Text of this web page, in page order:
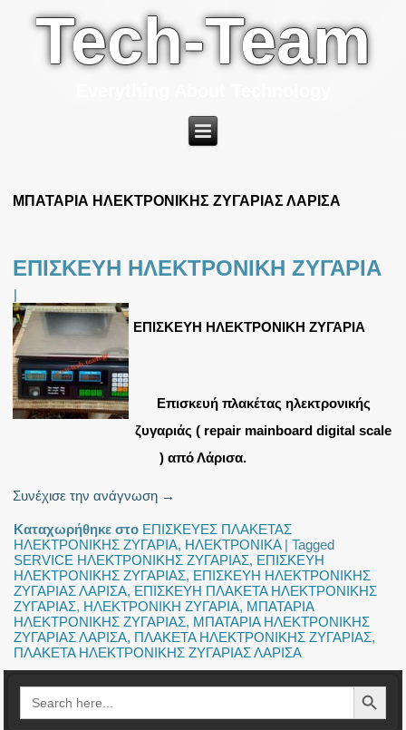
Tech-Team
ΜΠΑΤΑΡΙΑ ΗΛΕΚΤΡΟΝΙΚΗΣ ΖΥΓΑΡΙΑΣ ΛΑΡΙΣΑ
ΕΠΙΣΚΕΥΗ ΗΛΕΚΤΡΟΝΙΚΗ ΖΥΓΑΡΙΑ
|
ΕΠΙΣΚΕΥΗ ΗΛΕΚΤΡΟΝΙΚΗ ΖΥΓΑΡΙΑ
Επισκευή πλακέτας ηλεκτρονικής
ζυγαριάς ( repair mainboard digital scale
) από Λάρισα.
Συνέχισε την ανάγνωση →
Καταχωρήθηκε στο ΕΠΙΣΚΕΥΕΣ ΠΛΑΚΕΤΑΣ
ΗΛΕΚΤΡΟΝΙΚΗΣ ΖΥΓΑΡΙΑ, ΗΛΕΚΤΡΟΝΙΚΑ|Tagged
SERVICE ΗΛΕΚΤΡΟΝΙΚΗΣ ΖΥΓΑΡΙΑΣ, ΕΠΙΣΚΕΥΗ
ΗΛΕΚΤΡΟΝΙΚΗΣ ΖΥΓΑΡΙΑΣ, ΕΠΙΣΚΕΥΗ ΗΛΕΚΤΡΟΝΙΚΗΣ
ΖΥΓΑΡΙΑΣ ΛΑΡΙΣΑ, ΕΠΙΣΚΕΥΗ ΠΛΑΚΕΤΑ ΗΛΕΚΤΡΟΝΙΚΗΣ
ΖΥΓΑΡΙΑΣ, ΗΛΕΚΤΡΟΝΙΚΗ ΖΥΓΑΡΙΑ, ΜΠΑΤΑΡΙΑ
ΗΛΕΚΤΡΟΝΙΚΗΣ ΖΥΓΑΡΙΑΣ, ΜΠΑΤΑΡΙΑ ΗΛΕΚΤΡΟΝΙΚΗΣ
ΖΥΓΑΡΙΑΣ ΛΑΡΙΣΑ, ΠΛΑΚΕΤΑ ΗΛΕΚΤΡΟΝΙΚΗΣ ΖΥΓΑΡΙΑΣ,
ΠΛΑΚΕΤΑ ΗΛΕΚΤΡΟΝΙΚΗΣ ΖΥΓΑΡΙΑΣ ΛΑΡΙΣΑ
Search
for:
Search Button